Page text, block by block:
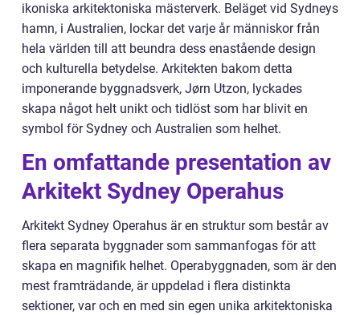
ikoniska arkitektoniska mästerverk. Beläget vid Sydneys
hamn, i Australien, lockar det varje år människor från
hela världen till att beundra dess enastående design
och kulturella betydelse. Arkitekten bakom detta
imponerande byggnadsverk, Jørn Utzon, lyckades
skapa något helt unikt och tidlöst som har blivit en
symbol för Sydney och Australien som helhet.
En omfattande presentation av
Arkitekt Sydney Operahus
Arkitekt Sydney Operahus är en struktur som består av
flera separata byggnader som sammanfogas för att
skapa en magnifik helhet. Operabyggnaden, som är den
mest framträdande, är uppdelad i flera distinkta
sektioner, var och en med sin egen unika arkitektoniska